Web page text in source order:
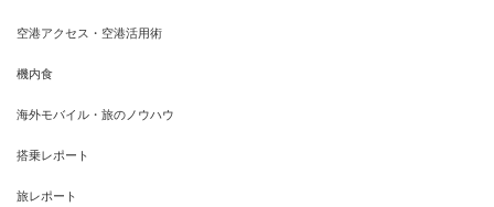
空港アクセス・空港活用術
機内食
海外モバイル・旅のノウハウ
搭乗レポート
旅レポート